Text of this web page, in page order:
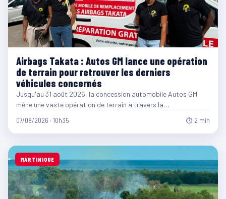
Airbags Takata : Autos GM lance une opération
de terrain pour retrouver les derniers
véhicules concernés
Jusqu'au 31 août 2026, la concession automobile Autos GM
mène une vaste opération de terrain à travers la…
07/08/2026 · 10h35 ⏱ 2 min
MARTINIQUE